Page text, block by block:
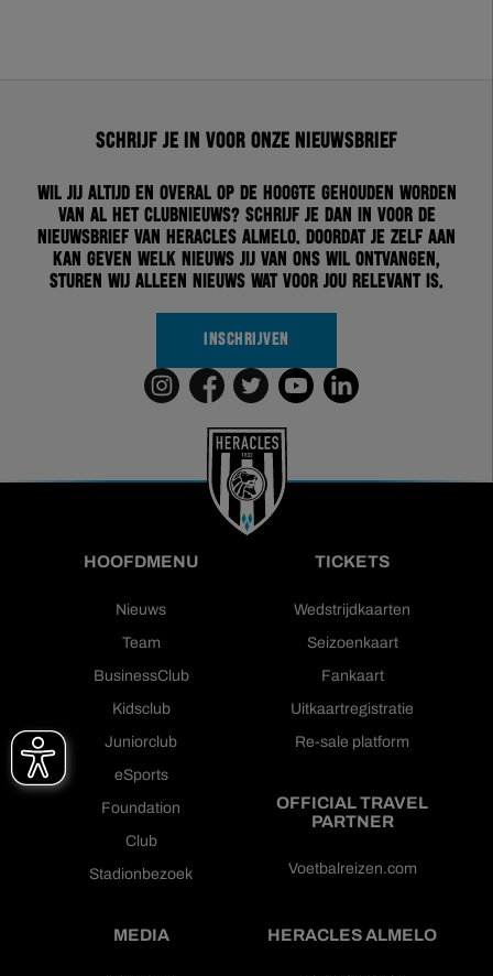
Schrijf je in voor onze nieuwsbrief
Wil jij altijd en overal op de hoogte gehouden worden
van al het clubnieuws? Schrijf je dan in voor de
nieuwsbrief van Heracles Almelo. Doordat je zelf aan
kan geven welk nieuws jij van ons wil ontvangen,
sturen wij alleen nieuws wat voor jou relevant is.
INSCHRIJVEN
HOOFDMENU
Nieuws
Team
BusinessClub
Kidsclub
Juniorclub
eSports
Foundation
Club
Stadionbezoek
TICKETS
Wedstrijdkaarten
Seizoenkaart
Fankaart
Uitkaartregistratie
Re-sale platform
OFFICIAL TRAVEL
PARTNER
Voetbalreizen.com
MEDIA HERACLES ALMELO